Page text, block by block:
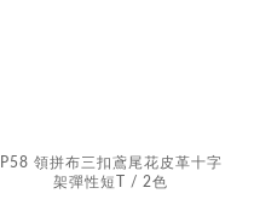
P58 領拼布三扣鳶尾花皮革十字
架彈性短T / 2色